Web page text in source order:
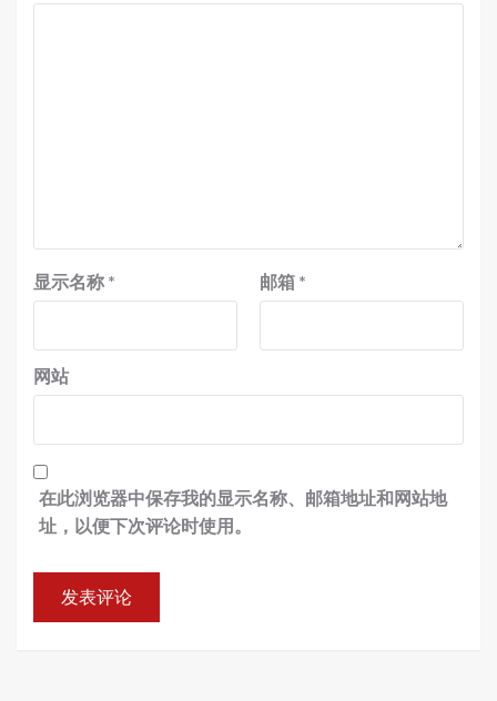
显示名称 * 邮箱 *
网站
在此浏览器中保存我的显示名称、邮箱地址和网站地
址，以便下次评论时使用。